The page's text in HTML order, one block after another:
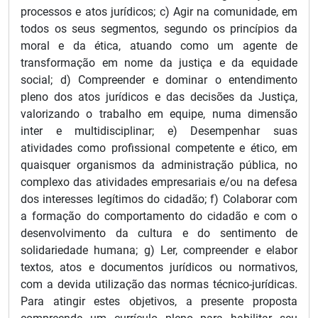
processos e atos jurídicos; c) Agir na comunidade, em
todos os seus segmentos, segundo os princípios da
moral e da ética, atuando como um agente de
transformação em nome da justiça e da equidade
social; d) Compreender e dominar o entendimento
pleno dos atos jurídicos e das decisões da Justiça,
valorizando o trabalho em equipe, numa dimensão
inter e multidisciplinar; e) Desempenhar suas
atividades como profissional competente e ético, em
quaisquer organismos da administração pública, no
complexo das atividades empresariais e/ou na defesa
dos interesses legítimos do cidadão; f) Colaborar com
a formação do comportamento do cidadão e com o
desenvolvimento da cultura e do sentimento de
solidariedade humana; g) Ler, compreender e elabor
textos, atos e documentos jurídicos ou normativos,
com a devida utilização das normas técnico-jurídicas.
Para atingir estes objetivos, a presente proposta